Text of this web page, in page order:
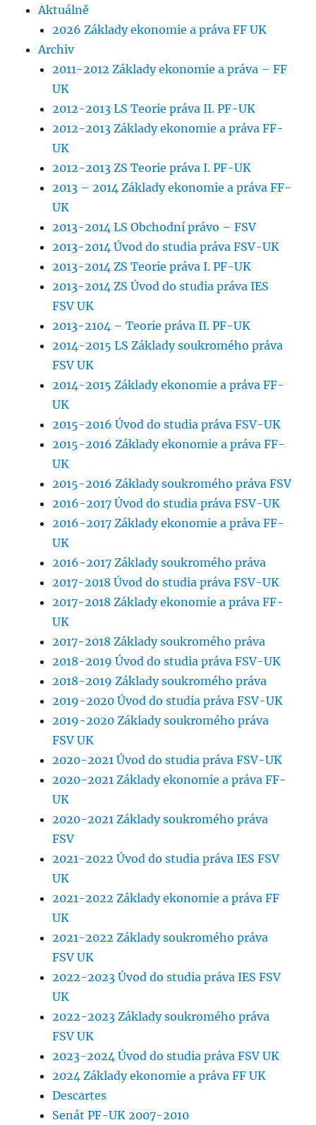
Aktuálně
2026 Základy ekonomie a práva FF UK
Archiv
2011-2012 Základy ekonomie a práva – FF
UK
2012-2013 LS Teorie práva II. PF-UK
2012-2013 Základy ekonomie a práva FF-
UK
2012-2013 ZS Teorie práva I. PF-UK
2013 – 2014 Základy ekonomie a práva FF-
UK
2013-2014 LS Obchodní právo – FSV
2013-2014 Úvod do studia práva FSV-UK
2013-2014 ZS Teorie práva I. PF-UK
2013-2014 ZS Úvod do studia práva IES
FSV UK
2013-2104 – Teorie práva II. PF-UK
2014-2015 LS Základy soukromého práva
FSV UK
2014-2015 Základy ekonomie a práva FF-
UK
2015-2016 Úvod do studia práva FSV-UK
2015-2016 Základy ekonomie a práva FF-
UK
2015-2016 Základy soukromého práva FSV
2016-2017 Úvod do studia práva FSV-UK
2016-2017 Základy ekonomie a práva FF-
UK
2016-2017 Základy soukromého práva
2017-2018 Úvod do studia práva FSV-UK
2017-2018 Základy ekonomie a práva FF-
UK
2017-2018 Základy soukromého práva
2018-2019 Úvod do studia práva FSV-UK
2018-2019 Základy soukromého práva
2019-2020 Úvod do studia práva FSV-UK
2019-2020 Základy soukromého práva
FSV UK
2020-2021 Úvod do studia práva FSV-UK
2020-2021 Základy ekonomie a práva FF-
UK
2020-2021 Základy soukromého práva
FSV
2021-2022 Úvod do studia práva IES FSV
UK
2021-2022 Základy ekonomie a práva FF
UK
2021-2022 Základy soukromého práva
FSV UK
2022-2023 Úvod do studia práva IES FSV
UK
2022-2023 Základy soukromého práva
FSV UK
2023-2024 Úvod do studia práva FSV UK
2024 Základy ekonomie a práva FF UK
Descartes
Senát PF-UK 2007-2010